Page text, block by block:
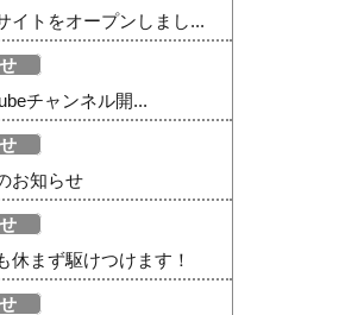
イトをオープンしまし...
チャンネル開...
お知らせ
休まず駆けつけます！